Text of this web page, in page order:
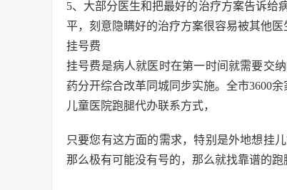
5、大部分医生和把最好的治疗方案告诉给
平，刻意隐瞒好的治疗方案很容易被其他医
挂号费
挂号费是病人就医时在第一时间就需要交
药分开综合改革同城同步实施。全市3600
儿童医院跑腿代办联系方式，
只要您有这方面的需求，特别是外地想挂
那么极有可能没有号的，那么就找靠谱的